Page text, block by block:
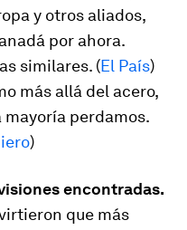
y otros aliados,
por ahora.
similares. (El País)
más allá del acero,
perdamos.
)
encontradas.
que más